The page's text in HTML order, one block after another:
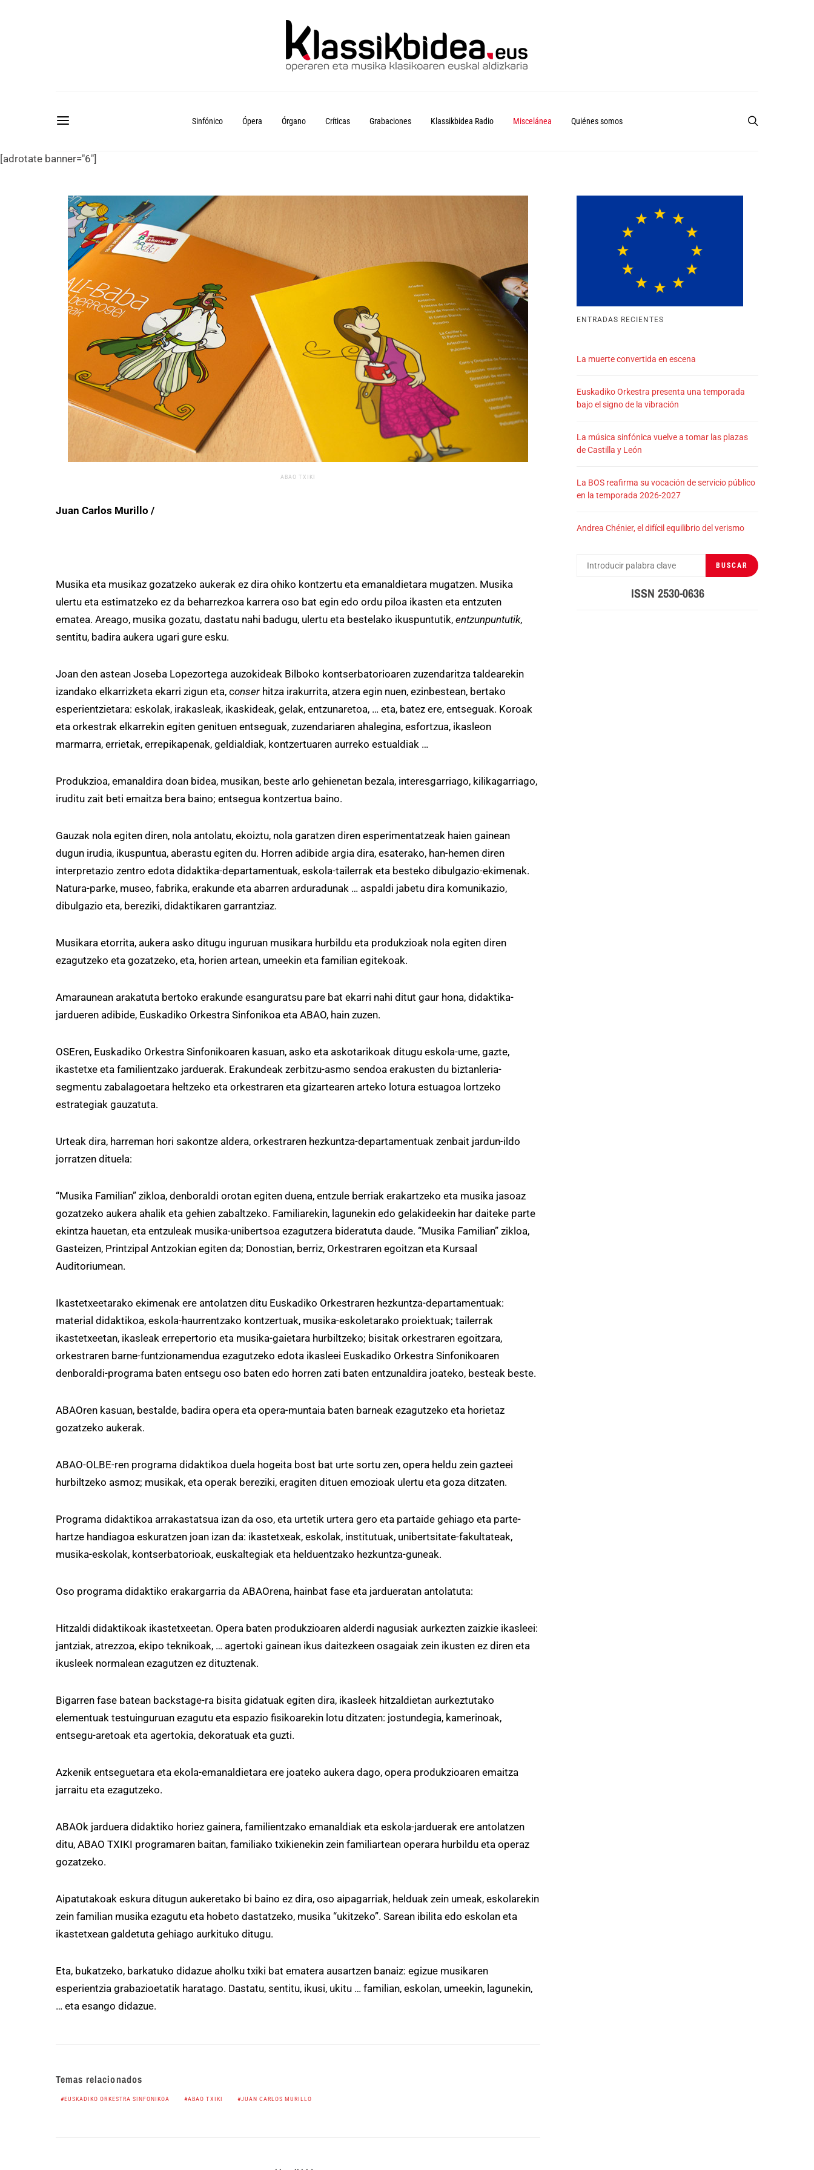
Sinfónico Ópera Órgano Críticas Grabaciones Klassikbidea Radio Miscelánea Quiénes somos
[adrotate banner="6"]
ABAO TXIKI
Juan Carlos Murillo /
Musika eta musikaz gozatzeko aukerak ez dira ohiko kontzertu eta emanaldietara mugatzen. Musika
ulertu eta estimatzeko ez da beharrezkoa karrera oso bat egin edo ordu piloa ikasten eta entzuten
ematea. Areago, musika gozatu, dastatu nahi badugu, ulertu eta bestelako ikuspuntutik, entzunpuntutik,
sentitu, badira aukera ugari gure esku.
Joan den astean Joseba Lopezortega auzokideak Bilboko kontserbatorioaren zuzendaritza taldearekin
izandako elkarrizketa ekarri zigun eta, conser hitza irakurrita, atzera egin nuen, ezinbestean, bertako
esperientzietara: eskolak, irakasleak, ikaskideak, gelak, entzunaretoa, … eta, batez ere, entseguak. Koroak
eta orkestrak elkarrekin egiten genituen entseguak, zuzendariaren ahalegina, esfortzua, ikasleon
marmarra, errietak, errepikapenak, geldialdiak, kontzertuaren aurreko estualdiak …
Produkzioa, emanaldira doan bidea, musikan, beste arlo gehienetan bezala, interesgarriago, kilikagarriago,
iruditu zait beti emaitza bera baino; entsegua kontzertua baino.
Gauzak nola egiten diren, nola antolatu, ekoiztu, nola garatzen diren esperimentatzeak haien gainean
dugun irudia, ikuspuntua, aberastu egiten du. Horren adibide argia dira, esaterako, han-hemen diren
interpretazio zentro edota didaktika-departamentuak, eskola-tailerrak eta besteko dibulgazio-ekimenak.
Natura-parke, museo, fabrika, erakunde eta abarren arduradunak … aspaldi jabetu dira komunikazio,
dibulgazio eta, bereziki, didaktikaren garrantziaz.
Musikara etorrita, aukera asko ditugu inguruan musikara hurbildu eta produkzioak nola egiten diren
ezagutzeko eta gozatzeko, eta, horien artean, umeekin eta familian egitekoak.
Amaraunean arakatuta bertoko erakunde esanguratsu pare bat ekarri nahi ditut gaur hona, didaktika-
jardueren adibide, Euskadiko Orkestra Sinfonikoa eta ABAO, hain zuzen.
OSEren, Euskadiko Orkestra Sinfonikoaren kasuan, asko eta askotarikoak ditugu eskola-ume, gazte,
ikastetxe eta familientzako jarduerak. Erakundeak zerbitzu-asmo sendoa erakusten du biztanleria-
segmentu zabalagoetara heltzeko eta orkestraren eta gizartearen arteko lotura estuagoa lortzeko
estrategiak gauzatuta.
Urteak dira, harreman hori sakontze aldera, orkestraren hezkuntza-departamentuak zenbait jardun-ildo
jorratzen dituela:
“Musika Familian” zikloa, denboraldi orotan egiten duena, entzule berriak erakartzeko eta musika jasoaz
gozatzeko aukera ahalik eta gehien zabaltzeko. Familiarekin, lagunekin edo gelakideekin har daiteke parte
ekintza hauetan, eta entzuleak musika-unibertsoa ezagutzera bideratuta daude. “Musika Familian” zikloa,
Gasteizen, Printzipal Antzokian egiten da; Donostian, berriz, Orkestraren egoitzan eta Kursaal
Auditoriumean.
Ikastetxeetarako ekimenak ere antolatzen ditu Euskadiko Orkestraren hezkuntza-departamentuak:
material didaktikoa, eskola-haurrentzako kontzertuak, musika-eskoletarako proiektuak; tailerrak
ikastetxeetan, ikasleak errepertorio eta musika-gaietara hurbiltzeko; bisitak orkestraren egoitzara,
orkestraren barne-funtzionamendua ezagutzeko edota ikasleei Euskadiko Orkestra Sinfonikoaren
denboraldi-programa baten entsegu oso baten edo horren zati baten entzunaldira joateko, besteak beste.
ABAOren kasuan, bestalde, badira opera eta opera-muntaia baten barneak ezagutzeko eta horietaz
gozatzeko aukerak.
ABAO-OLBE-ren programa didaktikoa duela hogeita bost bat urte sortu zen, opera heldu zein gazteei
hurbiltzeko asmoz; musikak, eta operak bereziki, eragiten dituen emozioak ulertu eta goza ditzaten.
Programa didaktikoa arrakastatsua izan da oso, eta urtetik urtera gero eta partaide gehiago eta parte-
hartze handiagoa eskuratzen joan izan da: ikastetxeak, eskolak, institutuak, unibertsitate-fakultateak,
musika-eskolak, kontserbatorioak, euskaltegiak eta helduentzako hezkuntza-guneak.
Oso programa didaktiko erakargarria da ABAOrena, hainbat fase eta jardueratan antolatuta:
Hitzaldi didaktikoak ikastetxeetan. Opera baten produkzioaren alderdi nagusiak aurkezten zaizkie ikasleei:
jantziak, atrezzoa, ekipo teknikoak, … agertoki gainean ikus daitezkeen osagaiak zein ikusten ez diren eta
ikusleek normalean ezagutzen ez dituztenak.
Bigarren fase batean backstage-ra bisita gidatuak egiten dira, ikasleek hitzaldietan aurkeztutako
elementuak testuinguruan ezagutu eta espazio fisikoarekin lotu ditzaten: jostundegia, kamerinoak,
entsegu-aretoak eta agertokia, dekoratuak eta guzti.
Azkenik entseguetara eta ekola-emanaldietara ere joateko aukera dago, opera produkzioaren emaitza
jarraitu eta ezagutzeko.
ABAOk jarduera didaktiko horiez gainera, familientzako emanaldiak eta eskola-jarduerak ere antolatzen
ditu, ABAO TXIKI programaren baitan, familiako txikienekin zein familiartean operara hurbildu eta operaz
gozatzeko.
Aipatutakoak eskura ditugun aukeretako bi baino ez dira, oso aipagarriak, helduak zein umeak, eskolarekin
zein familian musika ezagutu eta hobeto dastatzeko, musika “ukitzeko”. Sarean ibilita edo eskolan eta
ikastetxean galdetuta gehiago aurkituko ditugu.
Eta, bukatzeko, barkatuko didazue aholku txiki bat ematera ausartzen banaiz: egizue musikaren
esperientzia grabazioetatik haratago. Dastatu, sentitu, ikusi, ukitu … familian, eskolan, umeekin, lagunekin,
… eta esango didazue.
Temas relacionados
EUSKADIKO ORKESTRA SINFONIKOA ABAO TXIKI JUAN CARLOS MURILLO
ENTRADAS RECIENTES
La muerte convertida en escena
Euskadiko Orkestra presenta una temporada
bajo el signo de la vibración
La música sinfónica vuelve a tomar las plazas
de Castilla y León
La BOS reafirma su vocación de servicio público
en la temporada 2026-2027
Andrea Chénier, el difícil equilibrio del verismo
POR:
BUSCAR
ISSN 2530-0636